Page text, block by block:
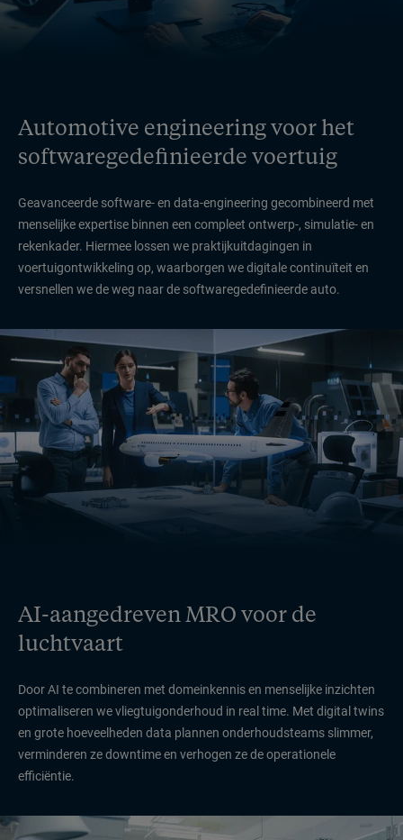
Automotive engineering voor het
softwaregedefinieerde voertuig
Geavanceerde software- en data-engineering gecombineerd met
menselijke expertise binnen een compleet ontwerp-, simulatie- en
rekenkader. Hiermee lossen we praktijkuitdagingen in
voertuigontwikkeling op, waarborgen we digitale continuïteit en
versnellen we de weg naar de softwaregedefinieerde auto.
AI-aangedreven MRO voor de
luchtvaart
Door AI te combineren met domeinkennis en menselijke inzichten
optimaliseren we vliegtuigonderhoud in real time. Met digital twins
en grote hoeveelheden data plannen onderhoudsteams slimmer,
verminderen ze downtime en verhogen ze de operationele
efficiëntie.